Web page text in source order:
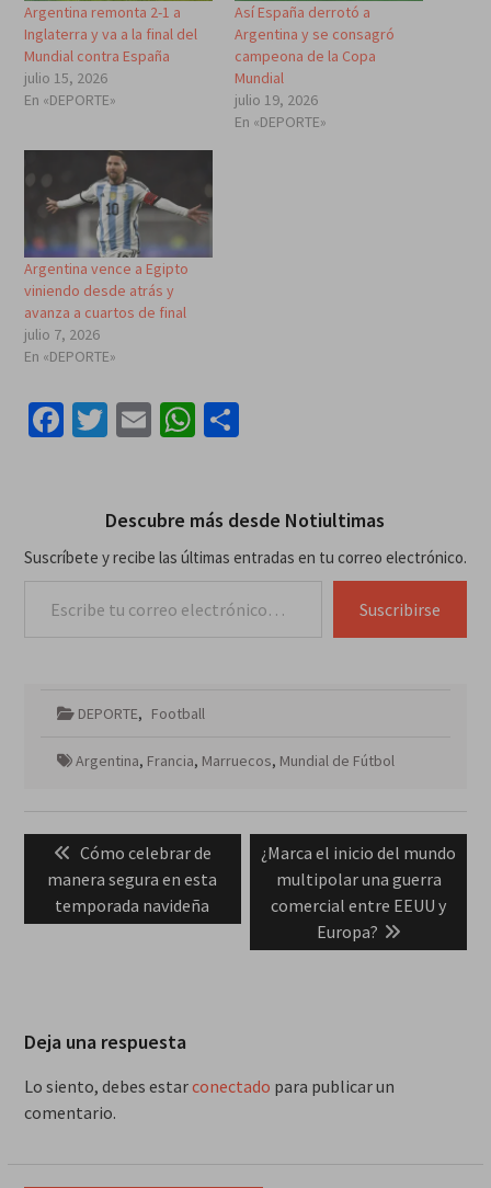
Argentina remonta 2-1 a
Inglaterra y va a la final del
Mundial contra España
julio 15, 2026
En «DEPORTE»
Así España derrotó a
Argentina y se consagró
campeona de la Copa
Mundial
julio 19, 2026
En «DEPORTE»
Argentina vence a Egipto
viniendo desde atrás y
avanza a cuartos de final
julio 7, 2026
En «DEPORTE»
Facebook
Twitter
EmailWhatsApp
Compartir
Descubre más desde Notiultimas
Suscríbete y recibe las últimas entradas en tu correo electrónico.
Suscribirse
DEPORTE, Football
Argentina, Francia, Marruecos, Mundial de Fútbol
Navegación
entradas
Previous
post:
Cómo celebrar de
manera segura en esta
temporada navideña
Next
post:
¿Marca el inicio del mundo
multipolar una guerra
comercial entre EEUU y
Europa?
Deja una respuesta
Lo siento, debes estarconectado para publicar un
comentario.